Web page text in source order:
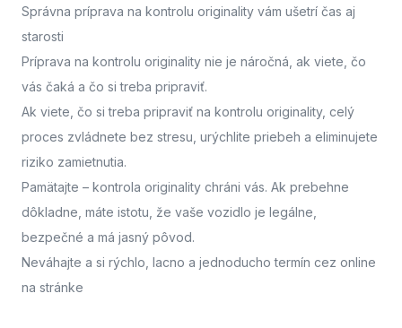
Správna príprava na kontrolu originality vám ušetrí čas aj
starosti
Príprava na kontrolu originality nie je náročná, ak viete, čo
vás čaká a čo si treba pripraviť.
Ak viete, čo si treba pripraviť na kontrolu originality, celý
proces zvládnete bez stresu, urýchlite priebeh a eliminujete
riziko zamietnutia.
Pamätajte – kontrola originality chráni vás. Ak prebehne
dôkladne, máte istotu, že vaše vozidlo je legálne,
bezpečné a má jasný pôvod.
Neváhajte a si rýchlo, lacno a jednoducho termín cez online
na stránke